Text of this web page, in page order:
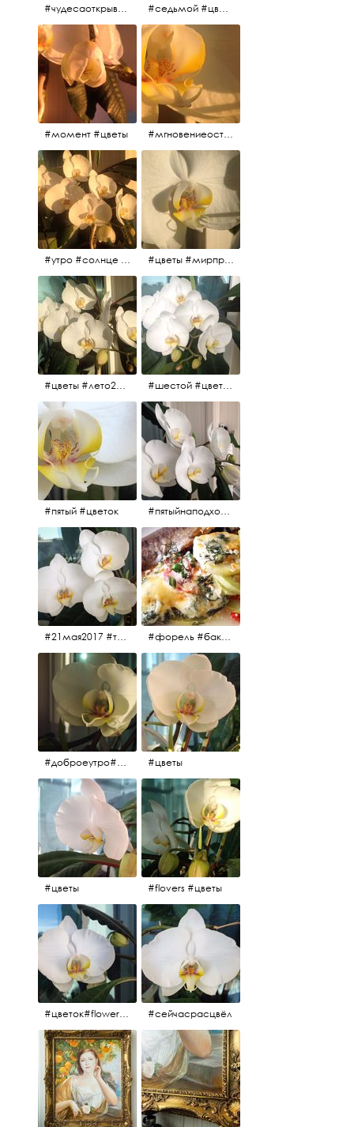
#чудесаоткрываются #красота #чудоприроды #нежность #цветы #прекрасное #седьмой #цветы #жизньналоджии
#момент #цветы #мгновениеостановись #прекрасныймомент #жаждарасцвета
#утро #солнце #белыеночи2017 #санктпетербург #цветы #седьмойпошёл #цветы #мирпрекрасен #пятьутра
#цветы #лето2017 #седьмойнаподходе #шестой #всегодевять #шестой #цветыцветут #цветы #лето2017 #летнийснег
#пятый #цветок #пятыйнаподходе# цветы #весна2017
#21мая2017 #трио #цветы #форель #баклажаны #помидоры #завтрак
#доброеутро#май#солнце#цветы #майсолнцецветы #цветы
#цветы #flovers #цветы
#цветок#flowers #💜🌸 #сейчасрасцвёл